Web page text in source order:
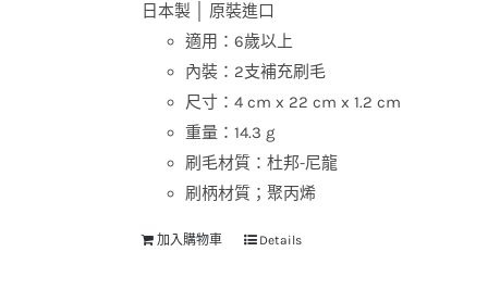
日本製 │ 原裝進口
適用：6歲以上
內裝：2支補充刷毛
尺寸：4 cm x 22 cm x 1.2 cm
重量：14.3 g
刷毛材質：杜邦-尼龍
刷柄材質；聚丙烯
加入購物車 Details